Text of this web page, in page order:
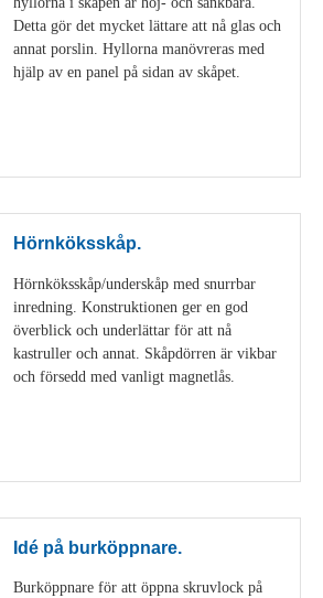
Detta gör det mycket lättare att nå glas och
annat porslin. Hyllorna manövreras med
hjälp av en panel på sidan av skåpet.
Hörnköksskåp.
Hörnköksskåp/underskåp med snurrbar
inredning. Konstruktionen ger en god
överblick och underlättar för att nå
kastruller och annat. Skåpdörren är vikbar
och försedd med vanligt magnetlås.
Idé på burköppnare.
Burköppnare för att öppna skruvlock på